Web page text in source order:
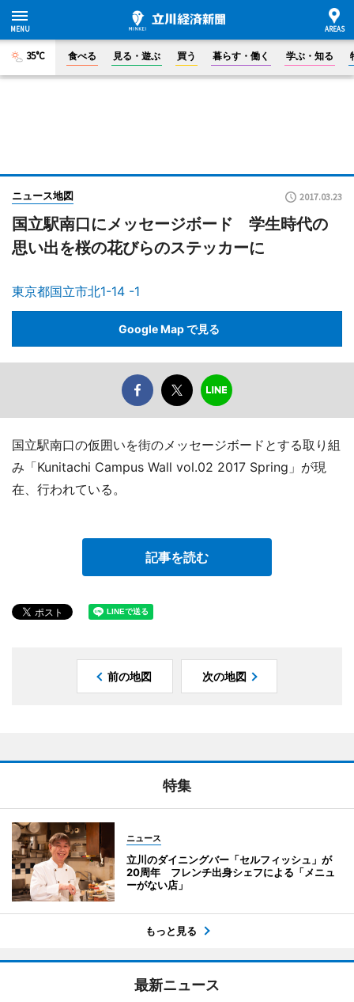
35°C 食べる 見る・遊ぶ 買う 暮らす・働く 学ぶ・知る
ニュース地図 2017.03.23
国立駅南口にメッセージボード 学生時代の
思い出を桜の花びらのステッカーに
東京都国立市北1-14 -1
Google Map で見る
国立駅南口の仮囲いを街のメッセージボードとする取り組
み「Kunitachi Campus Wall vol.02 2017 Spring」が現
在、行われている。
記事を読む
前の地図 次の地図
特集
ニュース
立川のダイニングバー「セルフィッシュ」が
20周年 フレンチ出身シェフによる「メニュ
ーがない店」
もっと見る
最新ニュース